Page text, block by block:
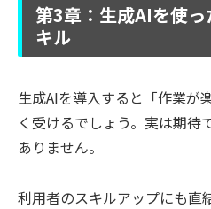
第3章：生成AIを使
キル
生成AIを導入すると「作業が
く受けるでしょう。実は期待
ありません。
利用者のスキルアップにも直